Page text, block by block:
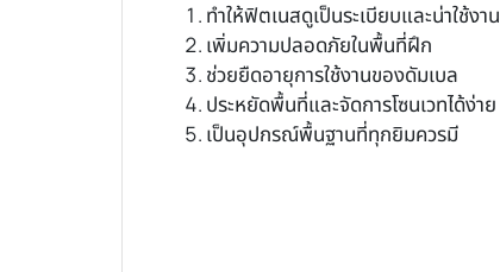
ทำให้ฟิตเนสดูเป็นระเบียบและน่าใช้งาน
เพิ่มความปลอดภัยในพื้นที่ฝึก
ช่วยยืดอายุการใช้งานของดัมเบล
ประหยัดพื้นที่และจัดการโซนเวทได้ง่าย
เป็นอุปกรณ์พื้นฐานที่ทุกยิมควรมี